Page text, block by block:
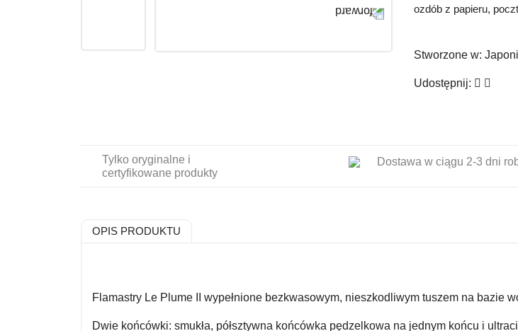
ozdób z papieru,
Stworzone w:
Udostępnij:
Tylko oryginalne i
certyfikowane produkty
Dostawa w ciągu 2-3 dni
OPIS PRODUKTU
Flamastry Le Plume II wypełnione bezkwasowym, nieszkodliwym tuszem na bazie
Dwie końcówki: smukła, półsztywna końcówka pędzelkowa na jednym końcu i